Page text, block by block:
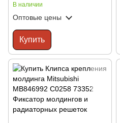
В наличии
Оптовые цены
Купить